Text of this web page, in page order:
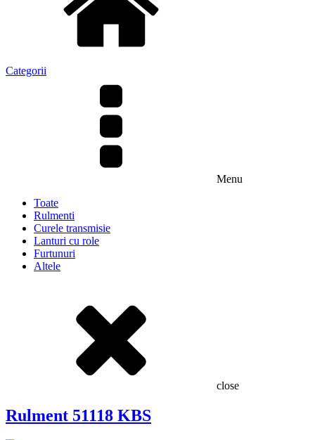
Categorii
Menu
Toate
Rulmenti
Curele transmisie
Lanturi cu role
Furtunuri
Altele
close
Rulment 51118 KBS